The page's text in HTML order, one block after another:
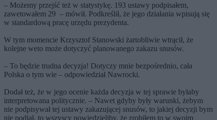
– Możemy przejść też w statystykę. 193 ustawy podpisałem,
zawetowałem 29 – mówił. Podkreślił, że jego działania wpisują się
w standardową pracę urzędu prezydenta.
W tym momencie Krzysztof Stanowski żartobliwie wtrącił, że
kolejne weto może dotyczyć planowanego zakazu snusów.
– To będzie trudna decyzja! Dotyczy mnie bezpośrednio, cała
Polska o tym wie – odpowiedział Nawrocki.
Dodał też, że w jego ocenie każda decyzja w tej sprawie byłaby
interpretowana politycznie. – Nawet gdyby były warunki, żebym
nie podpisywał tej ustawy zakazującej snusów, to jakiej decyzji bym
nie podjął, to wszyscy powiedzieliby, że zrobiłem to w swoim